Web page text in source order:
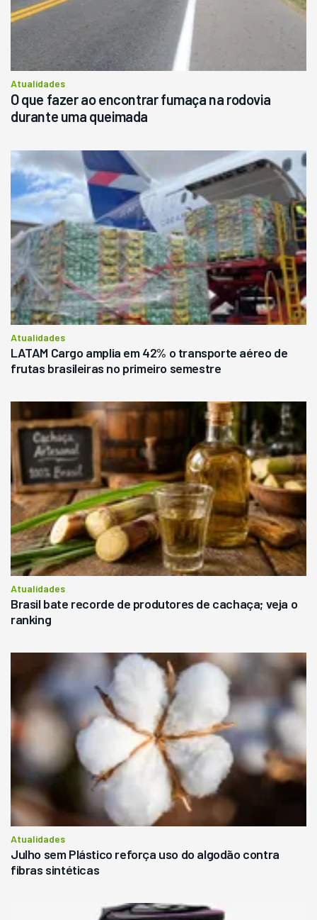
Atualidades
O que fazer ao encontrar fumaça na rodovia
durante uma queimada
Atualidades
LATAM Cargo amplia em 42% o transporte aéreo de
frutas brasileiras no primeiro semestre
Atualidades
Brasil bate recorde de produtores de cachaça; veja o
ranking
Atualidades
Julho sem Plástico reforça uso do algodão contra
fibras sintéticas